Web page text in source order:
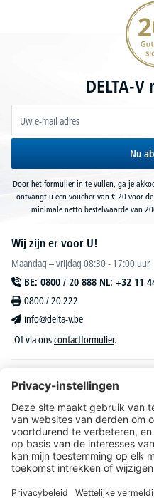
20€
DELTA-
Nu
Door het formulier in te vullen, ga je
ontvangt u een voucher van € 20 voor
minimale netto bestelwaarde van
Wij zijn er voor U!
Maandag – vrijdag 08:30 - 17:00 uur
BE: 0800 / 20 888 NL: +32 11
0800 / 20 222
info@delta-v.be
Of via onscontactformulier.
DELTA-V Lucas
Klantenservice
Over DELTA-V